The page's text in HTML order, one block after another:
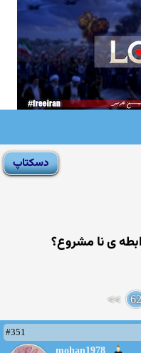
ی نا مشروع؟
62
>>
#351
mohan1978